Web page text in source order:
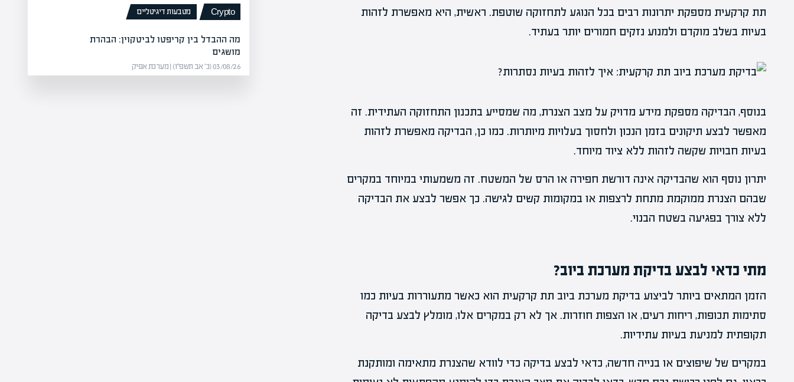
תת קרקעית מספקת יתרונות רבים בכל הנוגע לתחזוקה שוטפת. ראשית, היא מאפשרת לזהות
בעיות בשלב מוקדם ולמנוע נזקים חמורים יותר בעתיד.
בנוסף, הבדיקה מספקת מידע מדויק על מצב הצנרת, מה שמסייע בתכנון התחזוקה העתידית. זה
מאפשר לבצע תיקונים בזמן הנכון ולחסוך בעלויות מיותרות. כמו כן, הבדיקה מאפשרת לזהות
בעיות חבויות שקשה לזהות ללא ציוד מיוחד.
יתרון נוסף הוא שהבדיקה אינה דורשת חפירה או הרס של המשטח. זה משמעותי במיוחד במקרים
שבהם הצנרת ממוקמת מתחת לרצפות או במקומות קשים לגישה. כך אפשר לבצע את הבדיקה
ללא צורך בפגיעה בשטח הבנוי.
מתי כדאי לבצע בדיקת מערכת ביוב?
הזמן המתאים ביותר לביצוע בדיקת מערכת ביוב תת קרקעית הוא כאשר מתעוררות בעיות כמו
סתימות תכופות, ריחות רעים, או הצפות חוזרות. אך לא רק במקרים אלו, מומלץ לבצע בדיקה
תקופתית למניעת בעיות עתידיות.
במקרים של שיפוצים או בנייה חדשה, כדאי לבצע בדיקה כדי לוודא שהצנרת מתאימה ומותקנת
Crypto מטבעות דיגיטליים
מה ההבדל בין קריפטו לביטקוין: הבהרת
מושגים
03/08/26 (כ׳ אב תשפ״ו) | מערכת אפיק